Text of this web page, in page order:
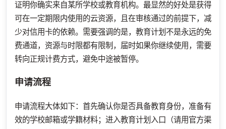
证明你确实来自某所学校或教育机构。最显然的好处是获得
可在一定期限内使用的云资源，且在审核通过的前提下，减
少对信用卡的依赖。需要强调的是，教育计划不是永远的免
费通道，资源与时限都有限制，届时如果你继续使用，需要
转向正规计费方式，避免中途被暂停。
申请流程
申请流程大体如下：首先确认你是否具备教育身份，准备有
效的学校邮箱或学籍材料；进入教育计划入口（请用官方渠